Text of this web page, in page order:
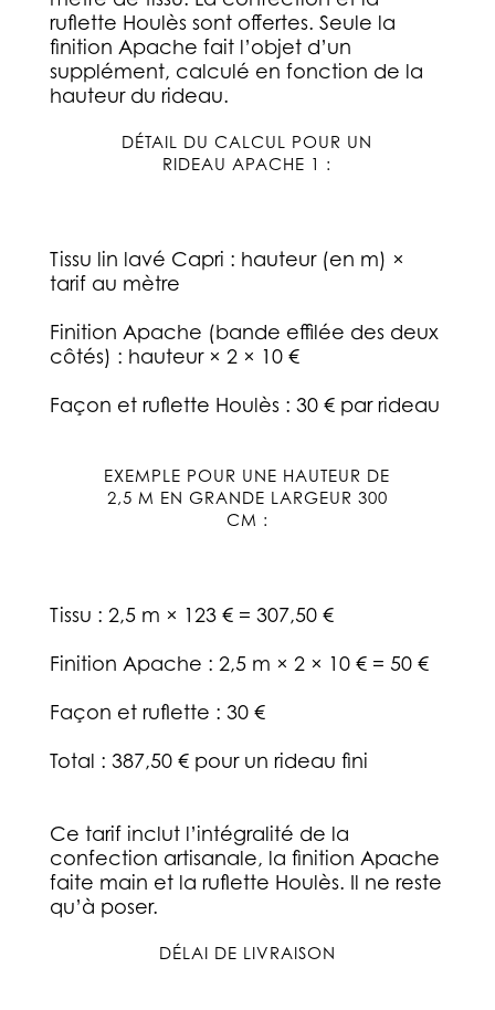
ruflette Houlès sont offertes. Seule la
finition Apache fait l’objet d’un
supplément, calculé en fonction de la
hauteur du rideau.
DÉTAIL DU CALCUL POUR UN
RIDEAU APACHE 1 :
Tissu lin lavé Capri : hauteur (en m) ×
tarif au mètre
Finition Apache (bande effilée des deux
côtés) : hauteur × 2 × 10 €
Façon et ruflette Houlès : 30 € par rideau
EXEMPLE POUR UNE HAUTEUR DE
2,5 M EN GRANDE LARGEUR 300
CM :
Tissu : 2,5 m × 123 € = 307,50 €
Finition Apache : 2,5 m × 2 × 10 € = 50 €
Façon et ruflette : 30 €
Total : 387,50 € pour un rideau fini
Ce tarif inclut l’intégralité de la
confection artisanale, la finition Apache
faite main et la ruflette Houlès. Il ne reste
qu’à poser.
DÉLAI DE LIVRAISON